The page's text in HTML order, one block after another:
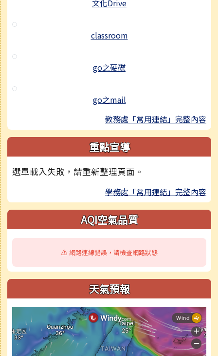
文化Drive
classroom
go之硬碟
go之mail
教務處「常用連結」完整內容
重點宣導
選單載入失敗，請重新整理頁面。
學務處「常用連結」完整內容
AQI空氣品質
⚠️ 網路連線錯誤，請檢查網路狀態
天氣預報